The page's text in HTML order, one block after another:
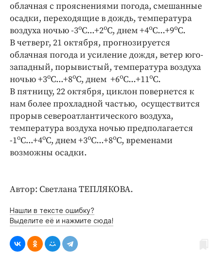
облачная с прояснениями погода, смешанные
осадки, переходящие в дождь, температура
воздуха ночью -3оС...+2оС, днем +4оС...+9оС.
В четверг, 21 октября, прогнозируется
облачная погода и усиление дождя, ветер юго-
западный, порывистый, температура воздуха
ночью +3оС...+8оС, днем +6оС...+11оС.
В пятницу, 22 октября, циклон повернется к
нам более прохладной частью, осуществится
прорыв североатлантического воздуха,
температура воздуха ночью предполагается
-1оС...+4оС, днем +3оС...+8оС, временами
возможны осадки.
Автор: Светлана ТЕПЛЯКОВА.
Нашли в тексте ошибку?
Выделите её и нажмите сюда!